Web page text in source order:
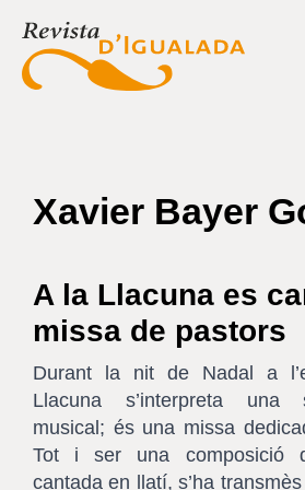
Xavier Bayer
A la Llacuna es
missa de pastors
Durant la nit de Nadal a
Llacuna s’interpreta una
musical; és una missa
Tot i ser una composició
cantada en llatí, s’ha